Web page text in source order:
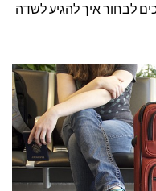
לבחור איך להגיע לשדה